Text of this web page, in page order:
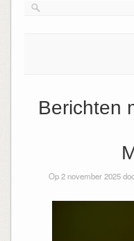
Berichten
Op 2 november 2025